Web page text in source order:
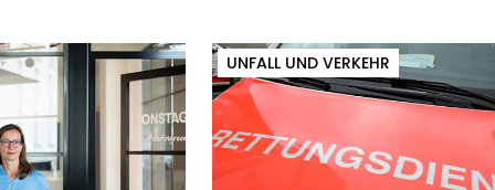
UNFALL UND VERKEHR